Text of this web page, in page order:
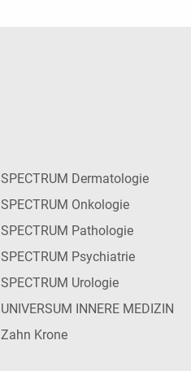
SPECTRUM Dermatologie
SPECTRUM Onkologie
SPECTRUM Pathologie
SPECTRUM Psychiatrie
SPECTRUM Urologie
UNIVERSUM INNERE MEDIZIN
Zahn Krone